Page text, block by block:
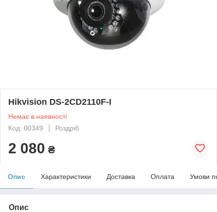
Hikvision DS-2CD2110F-I
Немає в наявності
Код: 00349
Роздріб
2 080 ₴
Опис Характеристики Доставка Оплата Умови
Опис